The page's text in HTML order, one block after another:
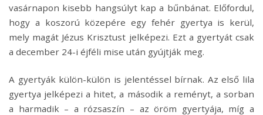
vasárnapon kisebb hangsúlyt kap a bűnbánat. Előfordul,
hogy a koszorú közepére egy fehér gyertya is kerül,
mely magát Jézus Krisztust jelképezi. Ezt a gyertyát csak
a december 24-i éjféli mise után gyújtják meg.
A gyertyák külön-külön is jelentéssel bírnak. Az első lila
gyertya jelképezi a hitet, a második a reményt, a sorban
a harmadik – a rózsaszín – az öröm gyertyája, míg a